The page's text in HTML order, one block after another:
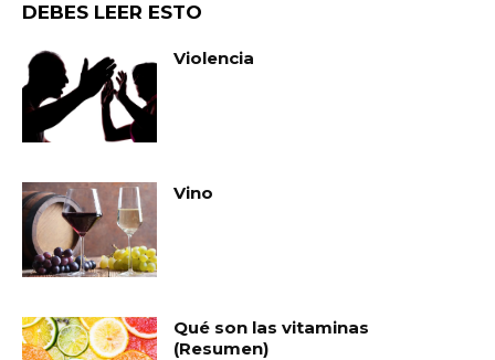
DEBES LEER ESTO
Violencia
Vino
Qué son las vitaminas
(Resumen)